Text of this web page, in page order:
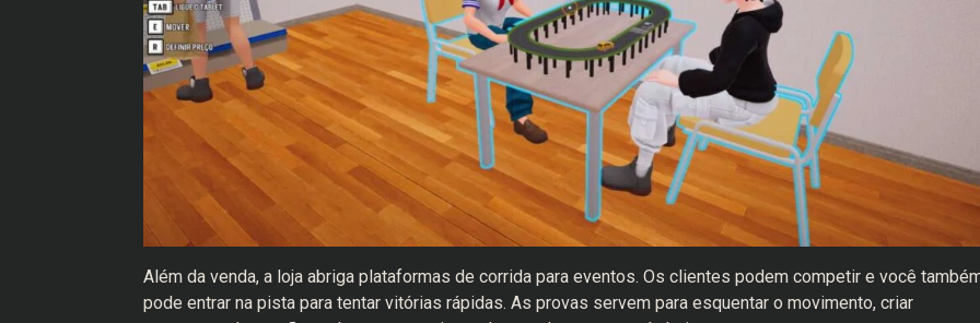
Além da venda, a loja abriga plataformas de corrida para eventos. Os clientes podem competir e você
pode entrar na pista para tentar vitórias rápidas. As provas servem para esquentar o movimento, criar